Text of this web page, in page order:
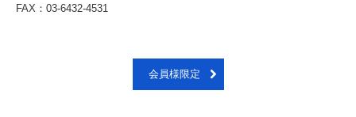
会員様限定
FAX：03-6432-4531